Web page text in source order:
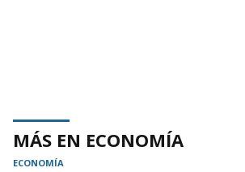
MÁS EN ECONOMÍA
ECONOMÍA